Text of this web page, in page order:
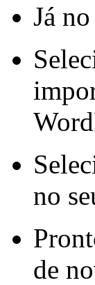
Já
no
de